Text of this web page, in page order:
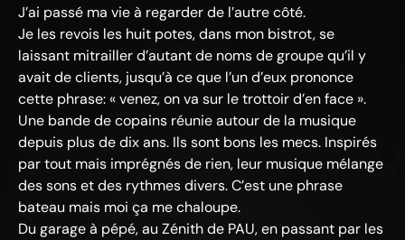
J’ai passé ma vie à regarder de l’autre côté.
Je les revois les huit potes, dans mon bistrot, se
laissant mitrailler d’autant de noms de groupe qu’il y
avait de clients, jusqu’à ce que l’un d’eux prononce
cette phrase: « venez, on va sur le trottoir d’en face ».
Une bande de copains réunie autour de la musique
depuis plus de dix ans. Ils sont bons les mecs. Inspirés
par tout mais imprégnés de rien, leur musique mélange
des sons et des rythmes divers. C’est une phrase
bateau mais moi ça me chaloupe.
Du garage à pépé, au Zénith de PAU, en passant par les